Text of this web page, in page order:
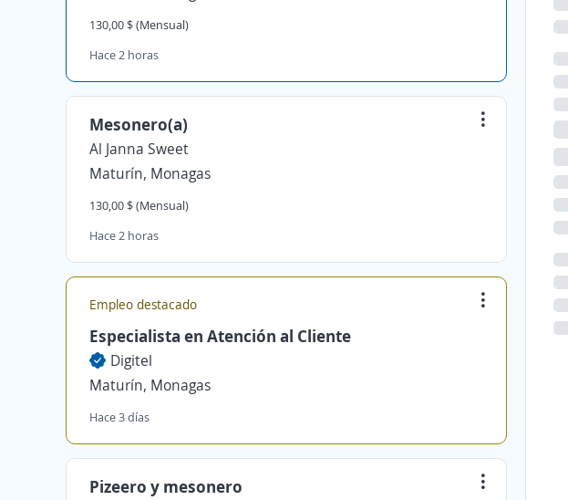
130,00 $ (Mensual)
Hace 2 horas
Mesonero(a)
Al Janna Sweet
Maturín, Monagas
130,00 $ (Mensual)
Hace 2 horas
Empleo destacado
Especialista en Atención al Cliente
Digitel
Maturín, Monagas
Hace 3 días
Pizeero y mesonero